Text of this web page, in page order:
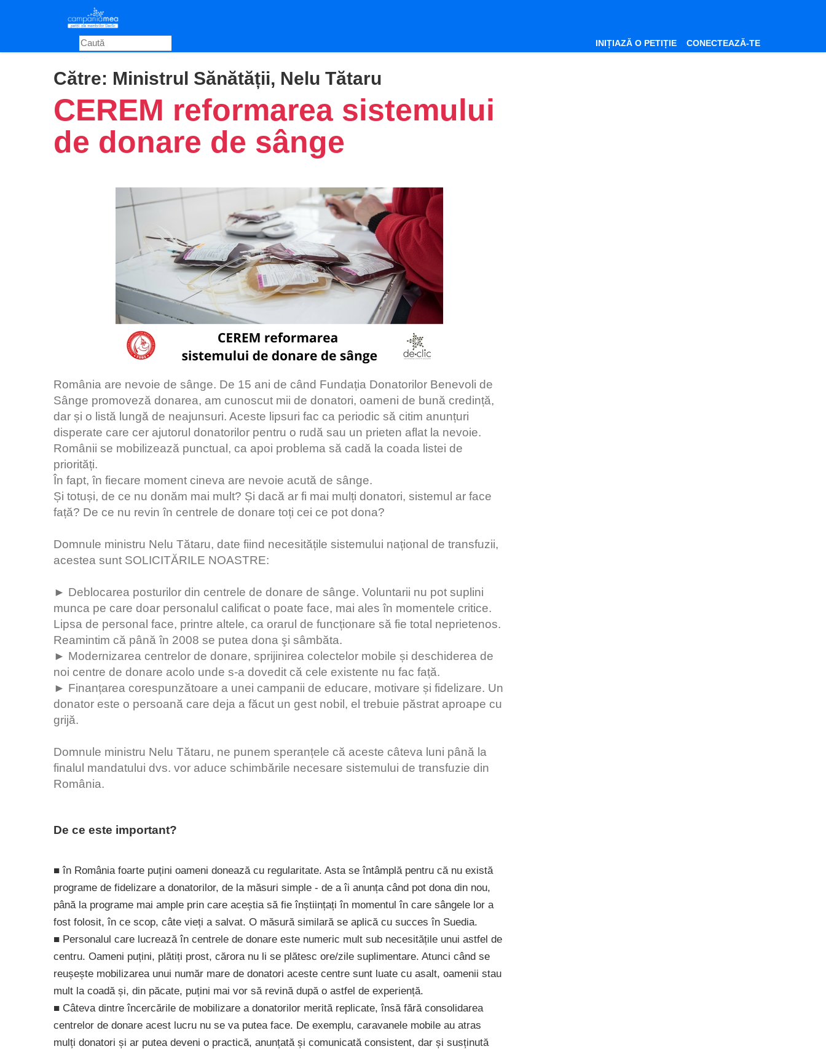
content
INIȚIAZĂ O PETIȚIE CONECTEAZĂ-TE
Către: Ministrul Sănătății, Nelu Tătaru
CEREM reformarea sistemului
de donare de sânge
România are nevoie de sânge. De 15 ani de când Fundația Donatorilor Benevoli de
Sânge promoveză donarea, am cunoscut mii de donatori, oameni de bună credință,
dar și o listă lungă de neajunsuri. Aceste lipsuri fac ca periodic să citim anunțuri
disperate care cer ajutorul donatorilor pentru o rudă sau un prieten aflat la nevoie.
Românii se mobilizează punctual, ca apoi problema să cadă la coada listei de
priorități.
În fapt, în fiecare moment cineva are nevoie acută de sânge.
Și totuși, de ce nu donăm mai mult? Și dacă ar fi mai mulți donatori, sistemul ar face
față? De ce nu revin în centrele de donare toți cei ce pot dona?
Domnule ministru Nelu Tătaru, date fiind necesitățile sistemului național de transfuzii,
acestea sunt SOLICITĂRILE NOASTRE:
► Deblocarea posturilor din centrele de donare de sânge. Voluntarii nu pot suplini
munca pe care doar personalul calificat o poate face, mai ales în momentele critice.
Lipsa de personal face, printre altele, ca orarul de funcționare să fie total neprietenos.
Reamintim că până în 2008 se putea dona şi sâmbăta.
► Modernizarea centrelor de donare, sprijinirea colectelor mobile și deschiderea de
noi centre de donare acolo unde s-a dovedit că cele existente nu fac față.
► Finanțarea corespunzătoare a unei campanii de educare, motivare și fidelizare. Un
donator este o persoană care deja a făcut un gest nobil, el trebuie păstrat aproape cu
grijă.
Domnule ministru Nelu Tătaru, ne punem speranțele că aceste câteva luni până la
finalul mandatului dvs. vor aduce schimbările necesare sistemului de transfuzie din
România.
De ce este important?
■ în România foarte puțini oameni donează cu regularitate. Asta se întâmplă pentru că nu există
programe de fidelizare a donatorilor, de la măsuri simple - de a îi anunța când pot dona din nou,
până la programe mai ample prin care aceștia să fie înștiințați în momentul în care sângele lor a
fost folosit, în ce scop, câte vieți a salvat. O măsură similară se aplică cu succes în Suedia.
■ Personalul care lucrează în centrele de donare este numeric mult sub necesitățile unui astfel de
centru. Oameni puțini, plătiți prost, cărora nu li se plătesc ore/zile suplimentare. Atunci când se
reușește mobilizarea unui număr mare de donatori aceste centre sunt luate cu asalt, oamenii stau
mult la coadă și, din păcate, puțini mai vor să revină după o astfel de experiență.
■ Câteva dintre încercările de mobilizare a donatorilor merită replicate, însă fără consolidarea
centrelor de donare acest lucru nu se va putea face. De exemplu, caravanele mobile au atras
mulți donatori și ar putea deveni o practică, anunțată și comunicată consistent, dar și susținută